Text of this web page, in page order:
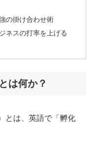
の掛け合わせ術
ネスの打率を上げる
は何か？
とは、英語で「孵化